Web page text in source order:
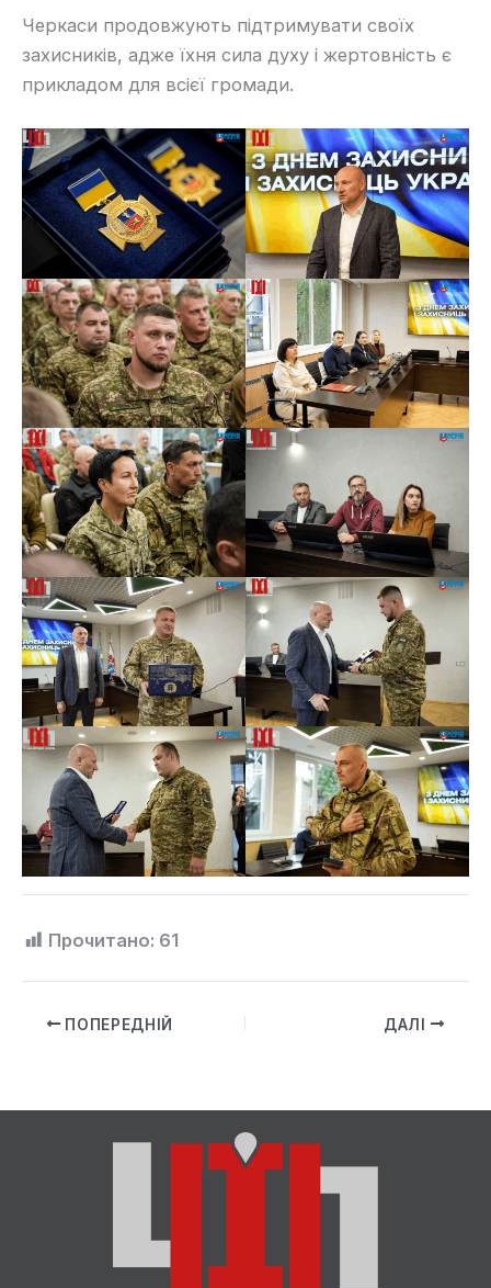
Черкаси продовжують підтримувати своїх
захисників, адже їхня сила духу і жертовність є
прикладом для всієї громади.
Прочитано: 61
ПОПЕРЕДНІЙ ДАЛІ